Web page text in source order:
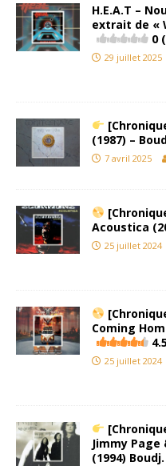
H.E.A.T –
extrait de «
0
29 juillet 2025
(1987) –
7 avril 2025
Acoustica
25 juillet 2024
Coming
25 juillet 2024
Jimmy
(1994) Boudj.